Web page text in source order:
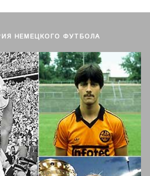
НЕМЕЦКОГО ФУТБОЛА